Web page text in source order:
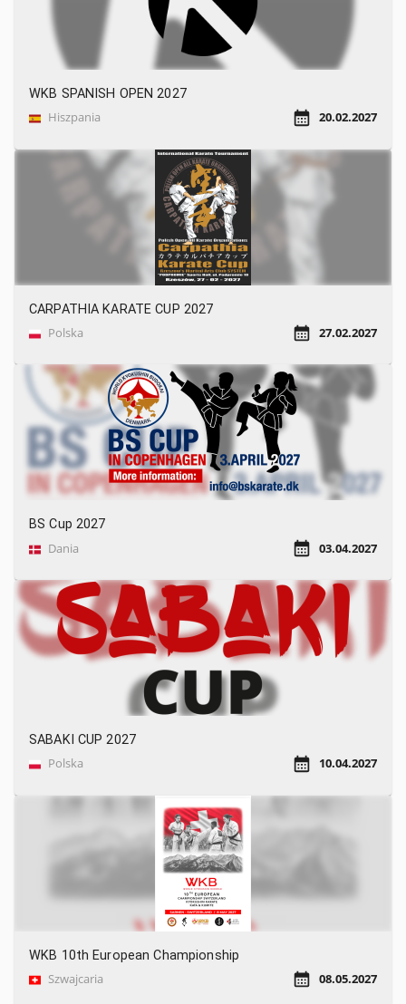
WKB SPANISH OPEN 2027
Hiszpania 20.02.2027
CARPATHIA KARATE CUP 2027
Polska 27.02.2027
BS Cup 2027
Dania 03.04.2027
SABAKI CUP 2027
Polska 10.04.2027
WKB 10th European Championship
Szwajcaria 08.05.2027